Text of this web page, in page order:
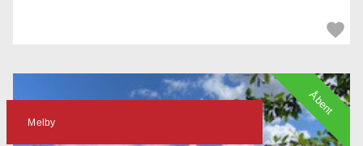
Melby
Åbent